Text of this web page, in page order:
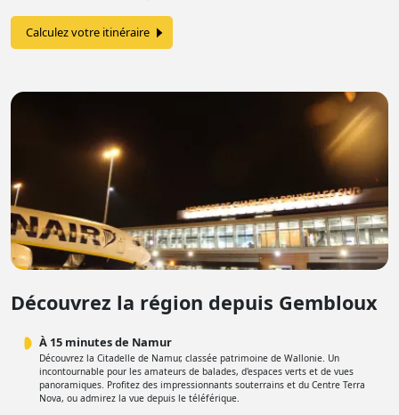
Calculez votre itinéraire
Découvrez la région depuis Gembloux
À 15 minutes de Namur
Découvrez la Citadelle de Namur, classée patrimoine de Wallonie. Un
incontournable pour les amateurs de balades, d'espaces verts et de vues
panoramiques. Profitez des impressionnants souterrains et du Centre Terra
Nova, ou admirez la vue depuis le téléférique.